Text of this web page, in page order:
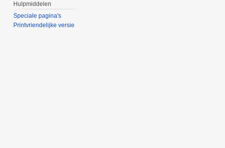
Hulpmiddelen
Speciale pagina's
Printvriendelijke versie